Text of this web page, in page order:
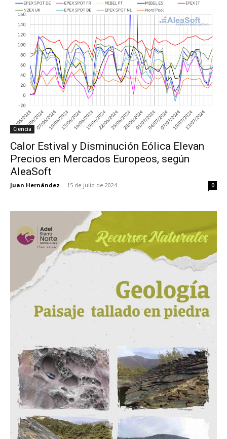
Ciencia
Calor Estival y Disminución Eólica Elevan
Precios en Mercados Europeos, según
AleaSoft
Juan Hernández - 15 de julio de 2024 0